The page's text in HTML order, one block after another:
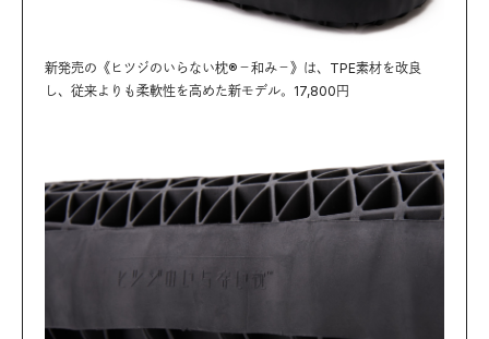
新発売の《ヒツジのいらない枕®－和み－》は、TPE素材を改良
し、従来よりも柔軟性を高めた新モデル。17,800円